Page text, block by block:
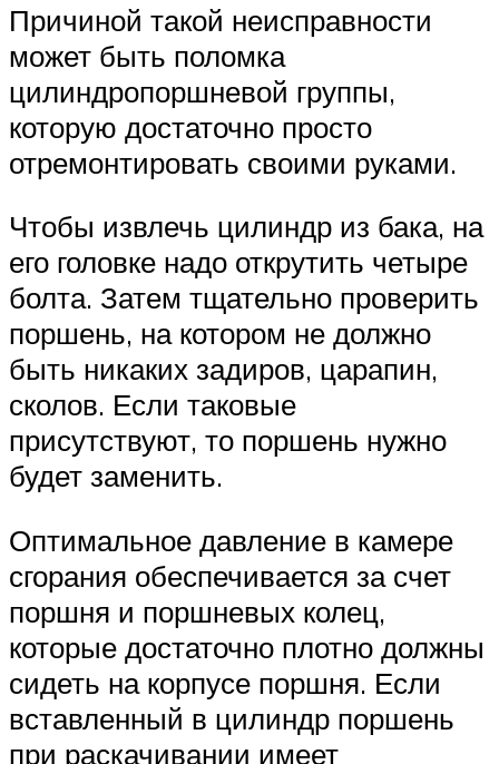
Причиной такой неисправности
может быть поломка
цилиндропоршневой группы,
которую достаточно просто
отремонтировать своими руками.
Чтобы извлечь цилиндр из бака, на
его головке надо открутить четыре
болта. Затем тщательно проверить
поршень, на котором не должно
быть никаких задиров, царапин,
сколов. Если таковые
присутствуют, то поршень нужно
будет заменить.
Оптимальное давление в камере
сгорания обеспечивается за счет
поршня и поршневых колец,
которые достаточно плотно должны
сидеть на корпусе поршня. Если
вставленный в цилиндр поршень
при раскачивании имеет